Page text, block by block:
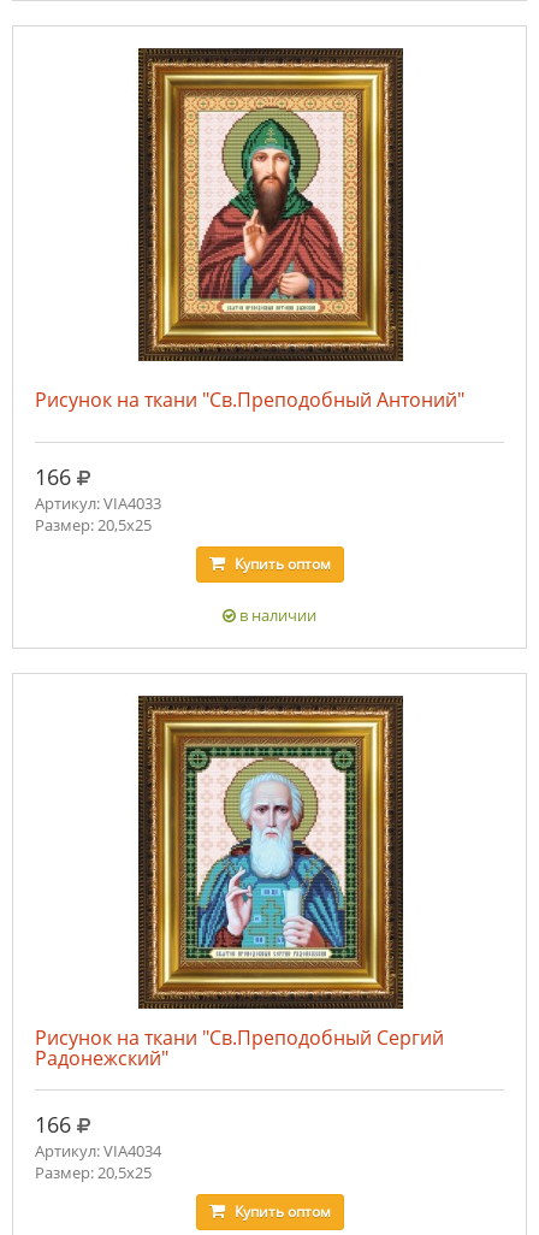
Рисунок на ткани "Св.Преподобный Антоний"
166 руб.
Артикул: VIA4033
Размер: 20,5х25
Купитьоптом
в наличии
Рисунок на ткани "Св.Преподобный Сергий
Радонежский"
166 руб.
Артикул: VIA4034
Размер: 20,5х25
Купитьоптом